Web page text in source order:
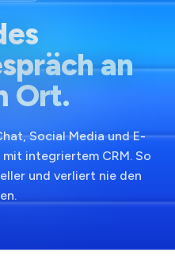
an
Ort.
Social Media und E-
integriertem CRM. So
und verliert nie den